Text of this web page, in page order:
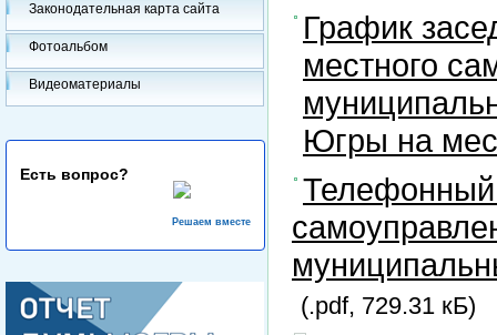
Законодательная карта сайта
Фотоальбом
Видеоматериалы
Есть вопрос?
Решаем вместе
График
местного
Югры на
Телефонный
(.pdf, 729.31 кБ)